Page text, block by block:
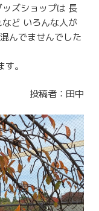
ズショップは 長
ど いろんな人が
んでませんでした
。
投稿者：田中